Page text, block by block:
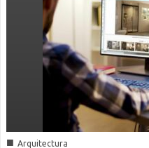
■ Arquitectura